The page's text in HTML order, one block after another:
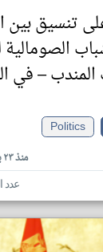
تنسيق بين
– في
Politics
منذ ٢٣ يوم
عدد